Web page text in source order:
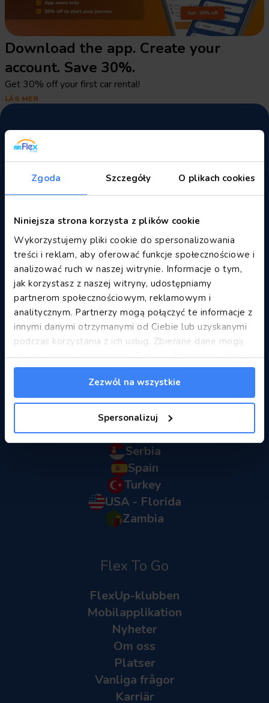
Zgoda Szczegóły O plikach cookies
Niniejsza strona korzysta z plików cookie
Wykorzystujemy pliki cookie do spersonalizowania
treści i reklam, aby oferować funkcje społecznościowe i
analizować ruch w naszej witrynie. Informacje o tym,
jak korzystasz z naszej witryny, udostępniamy
partnerom społecznościowym, reklamowym i
analitycznym. Partnerzy mogą połączyć te informacje z
innymi danymi otrzymanymi od Ciebie lub uzyskanymi
podczas korzystania z ich usług. Zbierane dane mogą
być wykorzystywane przez Google do personalizacji
reklam.Informacje Google o przetwarzaniu danych.
Zezwól na wszystkie
Spersonalizuj
Download the app. Create your
account. Save 30%.
Get 30% off your first car rental!
LÄS MER
Länder
Albania
Bulgaria
Denmark
France
Germany
Great Britain
Greece
Italy
Mauritius
Montenegro
Morocco
Poland
Saint Martin
Serbia
Spain
Turkey
USA - Florida
Zambia
Flex To Go
FlexUp-klubben
Mobilapplikation
Nyheter
Om oss
Platser
Vanliga frågor
Karriär